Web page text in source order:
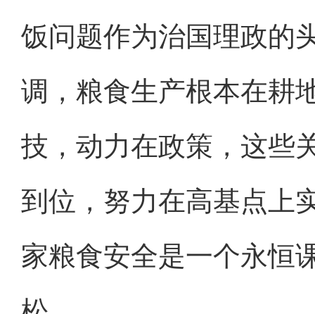
饭问题作为治国理政的
调，粮食生产根本在耕
技，动力在政策，这些
到位，努力在高基点上
家粮食安全是一个永恒